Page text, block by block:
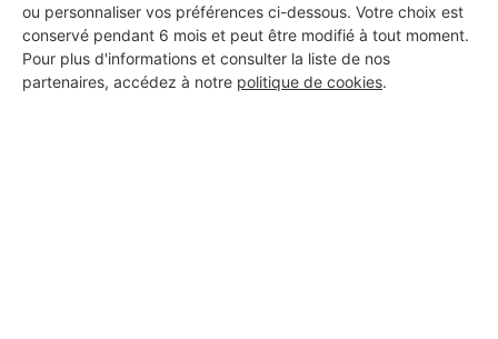
ou personnaliser vos préférences ci-dessous. Votre choix est
conservé pendant 6 mois et peut être modifié à tout moment.
Pour plus d'informations et consulter la liste de nos
partenaires, accédez à notre politique de cookies.
LG CONSTRUCTION SARL
Boucau